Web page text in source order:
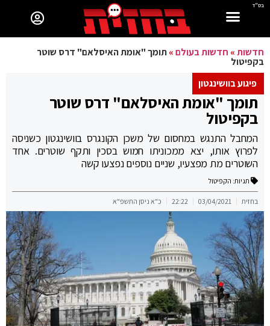
בס"ד
חדשות» חדשות בעולם»תומך "אומת האיסלאם" דרס שוטר
בקפיטול
פיגוע בוושינגטון
תומך "אומת האיסלאם" דרס שוטר
בקפיטול
המחבל התנגש במחסום של משכן הקונגרס בוושינגטון כשניסה
לפרוץ אותו, יצא ממכוניתו חמוש בסכין ותקף שוטרים. אחד
השוטרים מת מפצעיו, שניים נוספים נפצעו קשה
תגיות: הקפיטול
בחזית 03/04/2021
22:22 כ"א ניסן התשפ"א